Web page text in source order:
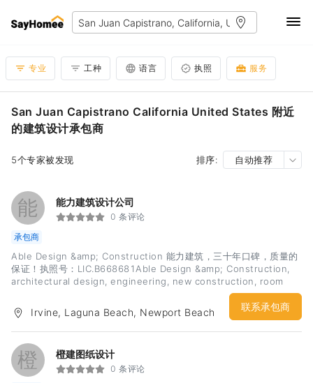
专业 工种 语言 执照 服务
San Juan Capistrano California United States 附近
的建筑设计承包商
5个专家被发现 排序: 自动推荐
能 能力建筑设计公司
0 条评论
承包商
Able Design &amp; Construction 能力建筑，三十年口碑，质量的
保证！执照号：LIC.B668681Able Design &amp; Construction,
architectural design, engineering, new construction, room
addition, ADU.能力建筑公司，三十年口碑，质量的保证！执照号：
LIC.B668681专精：建筑设计，豪华住宅，建筑施工，新建加建，
ADU。欢迎查询了解。联系电话：+1-949-812-0228 文生
Irvine, Laguna Beach, Newport Beach 联系承包商
橙 橙建图纸设计
0 条评论